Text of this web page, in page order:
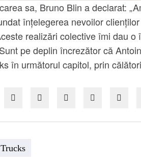
sa, Bruno Blin a declarat:
înțelegerea nevoilor
realizări colective îmi dau
pe deplin încrezător că
în următorul capitol, prin